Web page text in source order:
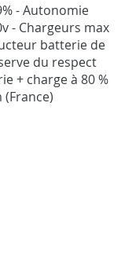
- Autonomie
- Chargeurs max
batterie de
du respect
+ charge à 80 %
(France)